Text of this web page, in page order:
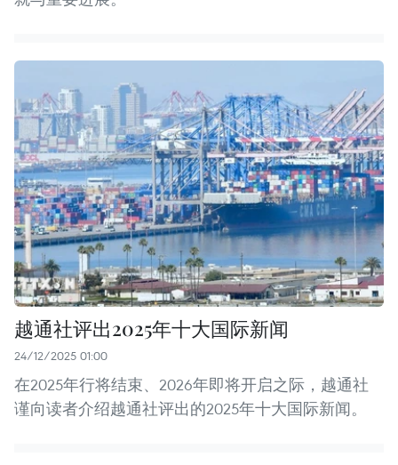
越通社评出2025年十大国际新闻
24/12/2025 01:00
在2025年行将结束、2026年即将开启之际，越通社
谨向读者介绍越通社评出的2025年十大国际新闻。